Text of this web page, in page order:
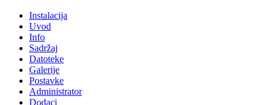
Instalacija
Uvod
Info
Sadržaj
Datoteke
Galerije
Postavke
Administrator
Dodaci